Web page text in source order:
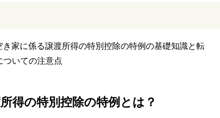
得の特別控除の特例とは？